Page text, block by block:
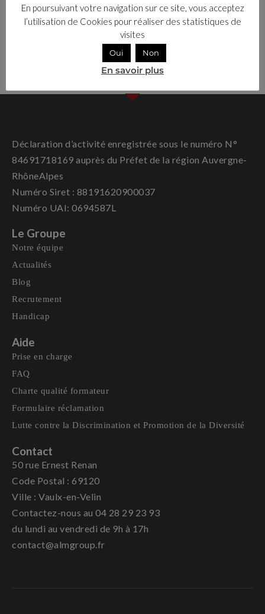
Déclaration d’activité enregistrée sous le numéro N°
84691718169 auprès du Préfet de la région Auvergne-
RhôneAlpes
Numéro Siret : 88191620900037
Numéro UAI: 0694587L
Le Groupe
Notre équipe
Actualités
Blog
Recrutement
Handicap
Aide
Prise en charge
FAQ
Charte qualité formateur
Formulaire réclamation
Lutte contre la Discrimination et Promotion de la Diversité
Contact
50 rue Ernest Renan
Code Postal : 69120
Ville : Vaulx-en-Velin
Contactez-nous au 04 28 29 23 93
du lundi au vendredi de 9h à 17h
contact@almgroup.fr
En poursuivant votre navigation sur ce site, vous acceptez
l’utilisation de Cookies pour réaliser des statistiques de
visites
Oui Non
En savoir plus